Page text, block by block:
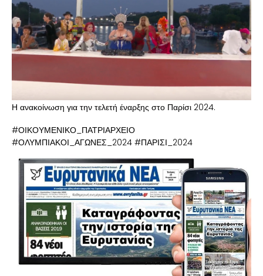
Η ανακοίνωση για την τελετή έναρξης στο Παρίσι 2024.
#ΟΙΚΟΥΜΕΝΙΚΟ_ΠΑΤΡΙΑΡΧΕΙΟ
#ΟΛΥΜΠΙΑΚΟΙ_ΑΓΩΝΕΣ_2024 #ΠΑΡΙΣΙ_2024